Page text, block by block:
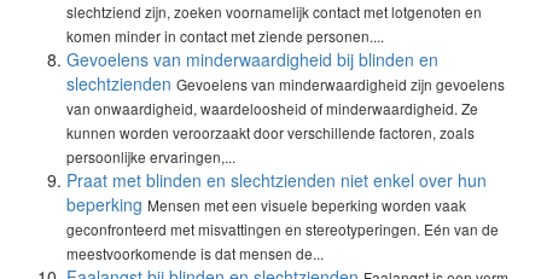
slechtziend zijn, zoeken voornamelijk contact met lotgenoten en
komen minder in contact met ziende personen....
Gevoelens van minderwaardigheid bij blinden en
slechtzienden Gevoelens van minderwaardigheid zijn gevoelens
van onwaardigheid, waardeloosheid of minderwaardigheid. Ze
kunnen worden veroorzaakt door verschillende factoren, zoals
persoonlijke ervaringen,...
Praat met blinden en slechtzienden niet enkel over hun
beperking Mensen met een visuele beperking worden vaak
geconfronteerd met misvattingen en stereotyperingen. Eén van de
meestvoorkomende is dat mensen de...